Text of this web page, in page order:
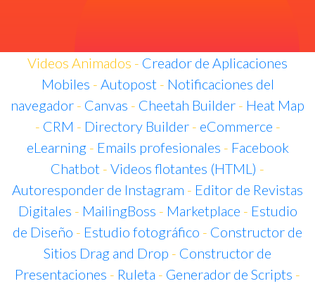
Videos Animados - Creador de Aplicaciones
Mobiles - Autopost- Notificaciones del
navegador - Canvas - Cheetah Builder - Heat Map
- CRM - Directory Builder- eCommerce -
eLearning- Emails profesionales - Facebook
Chatbot - Videos flotantes (HTML) -
Autoresponder de Instagram - Editor de Revistas
Digitales - MailingBoss - Marketplace - Estudio
de Diseño - Estudio fotográfico - Constructor de
Sitios Drag and Drop - Constructor de
Presentaciones - Ruleta - Generador de Scripts -